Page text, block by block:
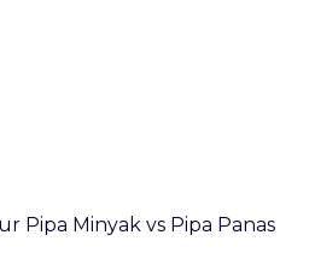
Pipa Minyak vs Pipa Panas